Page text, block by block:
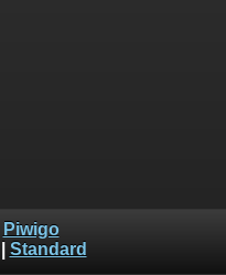
Piwigo
Standard